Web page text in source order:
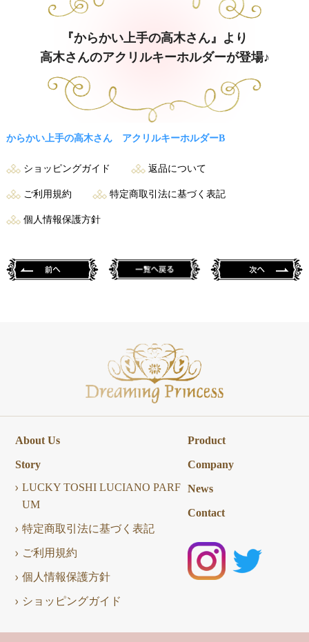
『からかい上手の高木さん』より
高木さんのアクリルキーホルダーが登場♪
からかい上手の高木さん アクリルキーホルダーB
ショッピングガイド 返品について
ご利用規約 特定商取引法に基づく表記
個人情報保護方針
About Us
Story
LUCKY TOSHI LUCIANO PARF
UM
特定商取引法に基づく表記
ご利用規約
個人情報保護方針
ショッピングガイド
Product
Company
News
Contact